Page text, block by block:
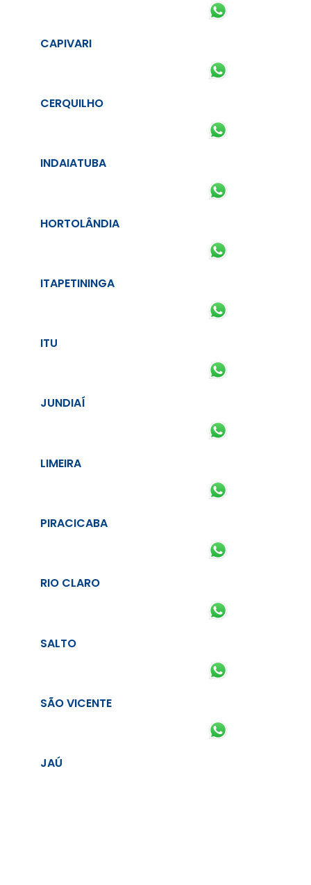
CAPIVARI
CERQUILHO
INDAIATUBA
HORTOLÂNDIA
ITAPETININGA
ITU
JUNDIAÍ
LIMEIRA
PIRACICABA
RIO CLARO
SALTO
SÃO VICENTE
JAÚ